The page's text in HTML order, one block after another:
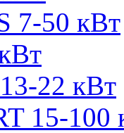
7-50 кВт
22 кВт
15-100